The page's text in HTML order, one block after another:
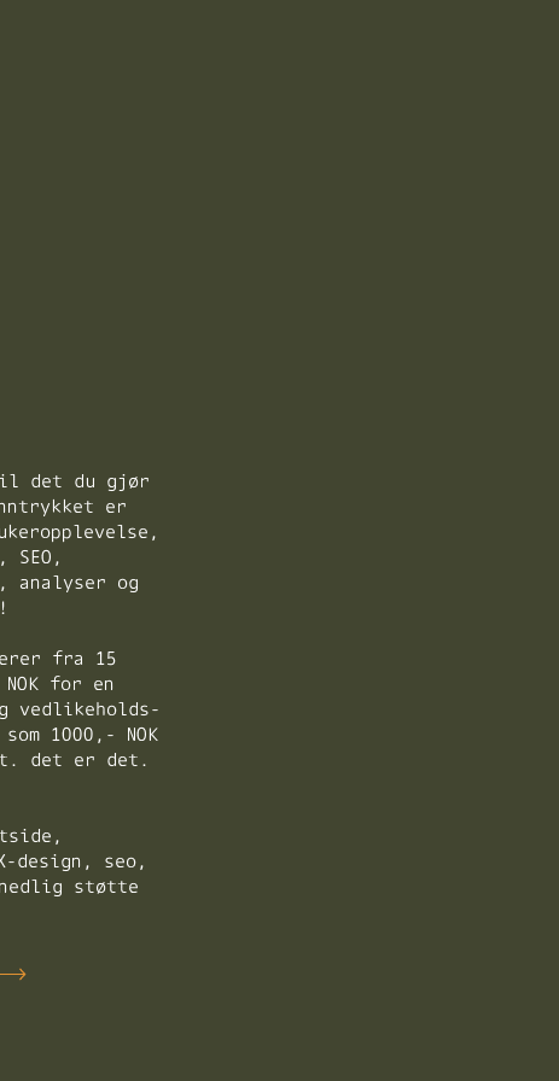
det du gjør
er
analyser og
fra 15
for en
vedlikeholds-
1000,- NOK
det er det.
design, seo,
støtte